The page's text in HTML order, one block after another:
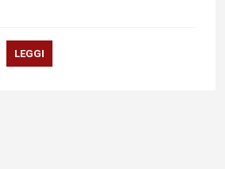
LEGGI